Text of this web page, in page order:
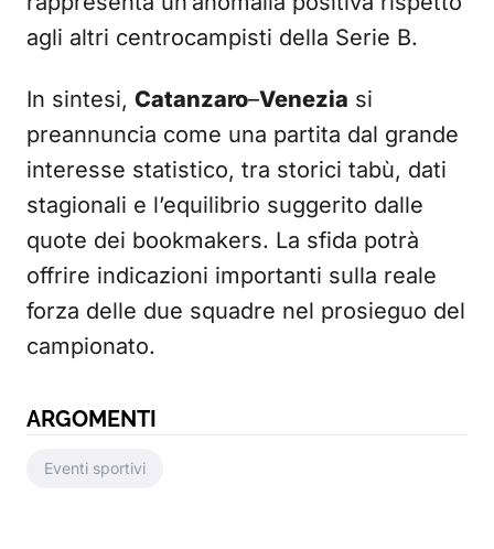
agli altri centrocampisti della Serie B.
In sintesi, Catanzaro–Venezia si
preannuncia come una partita dal grande
interesse statistico, tra storici tabù, dati
stagionali e l’equilibrio suggerito dalle
quote dei bookmakers. La sfida potrà
offrire indicazioni importanti sulla reale
forza delle due squadre nel prosieguo del
campionato.
ARGOMENTI
Eventi sportivi